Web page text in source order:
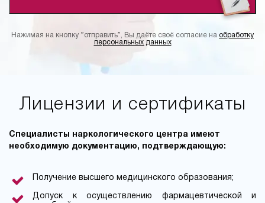
Нажимая на кнопку ”отправить”, Вы даёте своё согласие на обработку
персональных данных
Лицензии и сертификаты
Специалисты наркологического центра имеют
необходимую документацию, подтверждающую:
Получение высшего медицинского образования;
Допуск к осуществлению фармацевтической и